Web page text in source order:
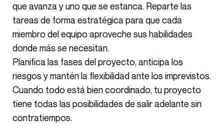
que avanza y uno que se estanca. Reparte las
tareas de forma estratégica para que cada
miembro del equipo aproveche sus habilidades
donde más se necesitan.
Planifica las fases del proyecto, anticipa los
riesgos y mantén la flexibilidad ante los imprevistos.
Cuando todo está bien coordinado, tu proyecto
tiene todas las posibilidades de salir adelante sin
contratiempos.